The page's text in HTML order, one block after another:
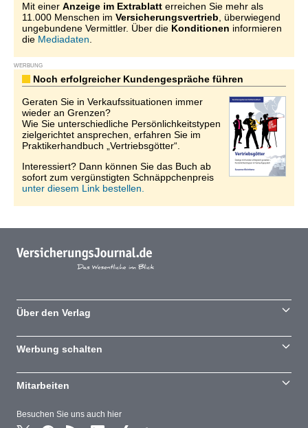
Mit einer Anzeige im Extrablatt erreichen Sie mehr als
11.000 Menschen im Versicherungsvertrieb , überwiegend
ungebundene Vermittler. Über die Konditionen informieren
die Mediadaten
WERBUNG
Noch erfolgreicher Kundengespräche führen
Geraten Sie in Verkaufssituationen immer
wieder an Grenzen?
Wie Sie unterschiedliche Persönlichkeitstypen
zielgerichtet ansprechen, erfahren Sie im
Praktikerhandbuch „Vertriebsgötter“.
Interessiert? Dann können Sie das Buch ab
sofort zum vergünstigten Schnäppchenpreis
unter diesem Link bestellen.
Besuchen Sie uns auch hier
Über den Verlag
Werbung schalten
Mitarbeiten